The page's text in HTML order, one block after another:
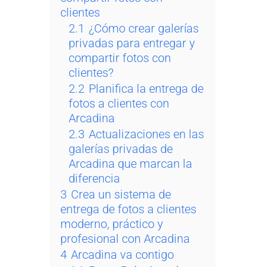
clientes
2.1 ¿Cómo crear galerías
privadas para entregar y
compartir fotos con
clientes?
2.2 Planifica la entrega de
fotos a clientes con
Arcadina
2.3 Actualizaciones en las
galerías privadas de
Arcadina que marcan la
diferencia
3 Crea un sistema de
entrega de fotos a clientes
moderno, práctico y
profesional con Arcadina
4 Arcadina va contigo